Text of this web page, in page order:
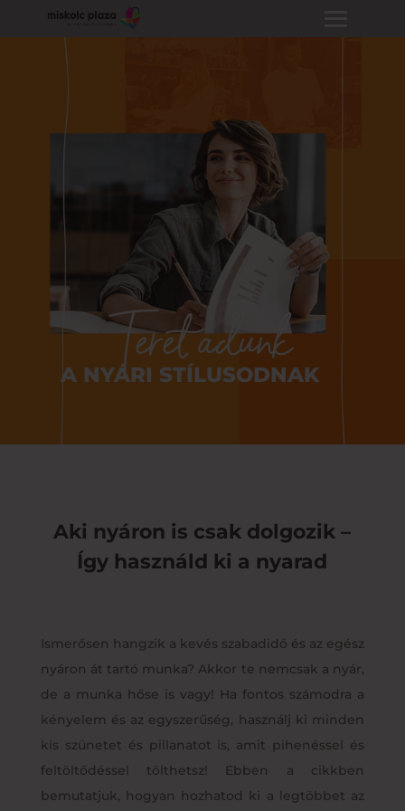
Teret adunk
A NYÁRI STÍLUSODNAK
Aki nyáron is csak dolgozik –
Így használd ki a nyarad
Ismerősen hangzik a kevés szabadidő és az egész
nyáron át tartó munka? Akkor te nemcsak a nyár,
de a munka hőse is vagy! Ha fontos számodra a
kényelem és az egyszerűség, használj ki minden
kis szünetet és pillanatot is, amit pihenéssel és
feltöltődéssel tölthetsz! Ebben a cikkben
bemutatjuk, hogyan hozhatod ki a legtöbbet az